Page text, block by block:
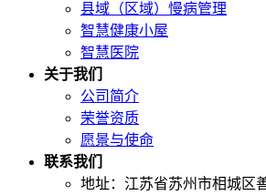
县域（区域）慢病管理
智慧健康小屋
智慧医院
关于我们
公司简介
荣誉资质
愿景与使命
联系我们
地址：江苏省苏州市相城区